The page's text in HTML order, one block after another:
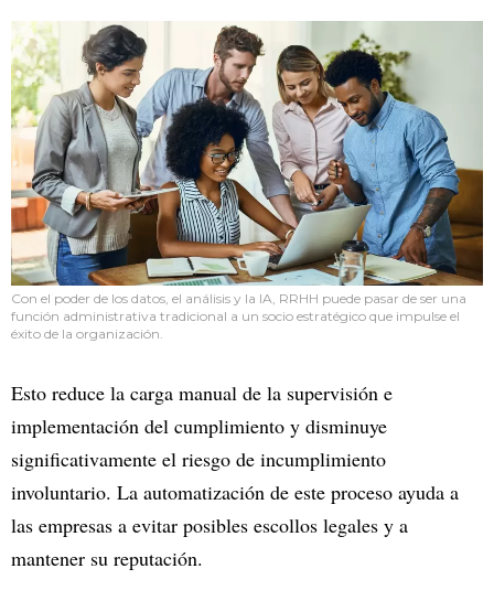
Con el poder de los datos, el análisis y la IA, RRHH puede pasar de ser una
función administrativa tradicional a un socio estratégico que impulse el
éxito de la organización.
Esto reduce la carga manual de la supervisión e
implementación del cumplimiento y disminuye
significativamente el riesgo de incumplimiento
involuntario. La automatización de este proceso ayuda a
las empresas a evitar posibles escollos legales y a
mantener su reputación.